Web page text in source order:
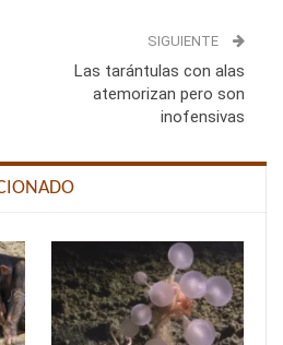
SIGUIENTE
Las tarántulas con alas
atemorizan pero son
inofensivas